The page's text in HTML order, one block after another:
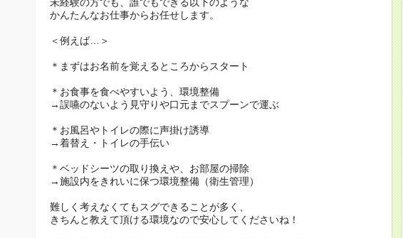
かんたんなお仕事からお任せします。
＜例えば…＞
＊まずはお名前を覚えるところからスタート
＊お食事を食べやすいよう、環境整備
→誤嚥のないよう見守りや口元までスプーンで運ぶ
＊お風呂やトイレの際に声掛け誘導
→着替え・トイレの手伝い
＊ベッドシーツの取り換えや、お部屋の掃除
→施設内をきれいに保つ環境整備（衛生管理）
難しく考えなくてもスグできることが多く、
きちんと教えて頂ける環境なので安心してくださいね！